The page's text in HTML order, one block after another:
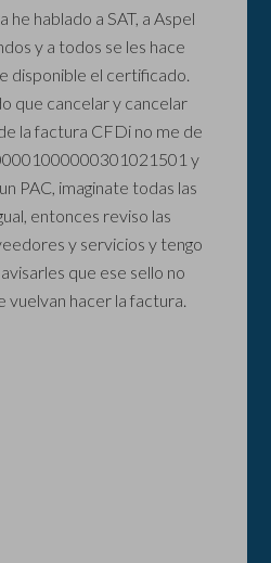
he hablado a SAT, a Aspel
y a todos se les hace
disponible el certificado.
que cancelar y cancelar
la factura CFDi no me de
y
PAC, imaginate todas las
entonces reviso las
y servicios y tengo
que ese sello no
vuelvan hacer la factura.